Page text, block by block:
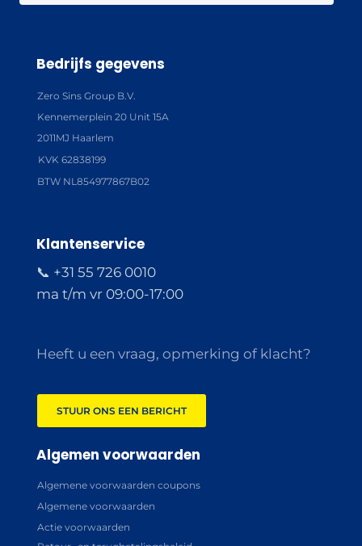
Bedrijfs gegevens
Zero Sins Group B.V.
Kennemerplein 20 Unit 15A
2011MJ Haarlem
KVK 62838199
BTW NL854977867B02
Klantenservice
📞 +31 55 726 0010
ma t/m vr 09:00-17:00
Heeft u een vraag, opmerking of klacht?
STUUR ONS EEN BERICHT
Algemen voorwaarden
Algemene voorwaarden coupons
Algemene voorwaarden
Actie voorwaarden